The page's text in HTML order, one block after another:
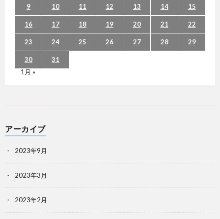
9 10 11 12 13 14 15
16 17 18 19 20 21 22
23 24 25 26 27 28 29
30
31
1月 »
アーカイブ
2023年9月
2023年3月
2023年2月